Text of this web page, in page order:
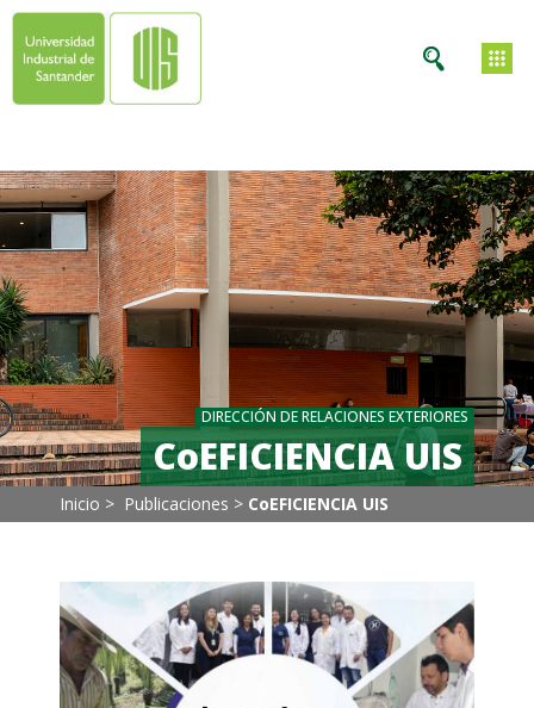
DIRECCIÓN DE RELACIONES EXTERIORES
CoEFICIENCIA UIS
Inicio > Publicaciones > CoEFICIENCIA UIS